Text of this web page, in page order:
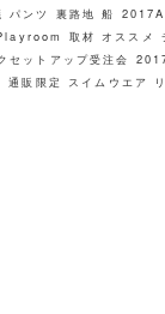
パンツ 裏路地 船
取材 オススメ
ットアップ受注会
通販限定 スイムウエア